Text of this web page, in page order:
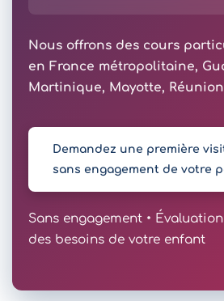
Nous offrons des cours
en France métropolitaine,
Martinique, Mayotte,
Demandez une première
sans engagement de votre
Sans engagement •
des besoins de votre enfant